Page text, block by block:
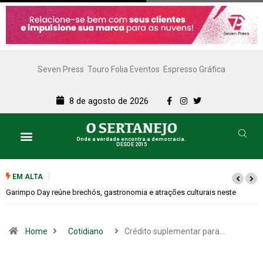
Seven Press Touro Folia Eventos Espresso Gráfica
8 de agosto de 2026
Onde a verdade encontra a democracia.
DESDE 2015
EM ALTA
Bugonia transforma paranoia e conspiração em um suspense imprevisível
Home Cotidiano Crédito suplementar para…